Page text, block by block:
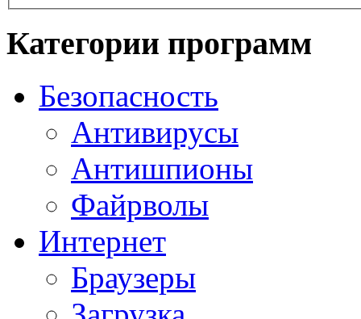
Категории программ
Безопасность
Антивирусы
Антишпионы
Файрволы
Интернет
Браузеры